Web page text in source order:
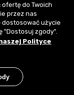
oferty
do Twoich
przez nas
dostosować użycie
"Dostosuj zgody".
Polityce